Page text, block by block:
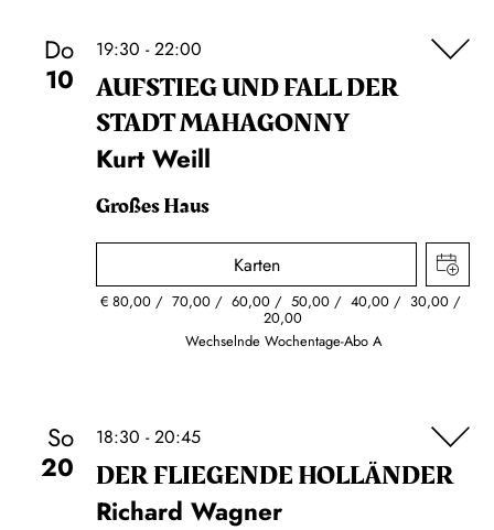
Do
10
19:30 - 22:00
AUFSTIEG UND FALL DER
STADT MAHAGONNY
Kurt Weill
Großes Haus
Karten
€80,00 70,00 60,00 50,00 40,00 30,00
20,00
Wechselnde Wochentage-Abo A
So
20
18:30 - 20:45
DER FLIE­GEN­DE HOL­LÄN­DER
Richard Wagner